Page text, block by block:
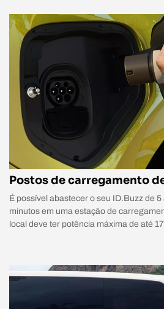
Postos de carregamento
É possível abastecer o seu ID.Buzz de
minutos em uma estação de
local deve ter potência máxima de até